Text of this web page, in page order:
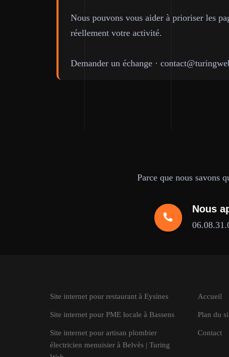
Nous pouvons vous aider à prioriser les
réellement votre activité.
Demander un échange ·
Parce que nous savons
Nous
Site internet pour restaurant à Eysines
Site internet pour PME locale à Bassens
Site internet pour artisan plombier
électricien menuisier à Belvès | Turing
Accueil
Plan du
Contact